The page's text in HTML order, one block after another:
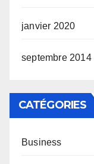
janvier 2020
septembre 2014
CATÉGORIES
Business